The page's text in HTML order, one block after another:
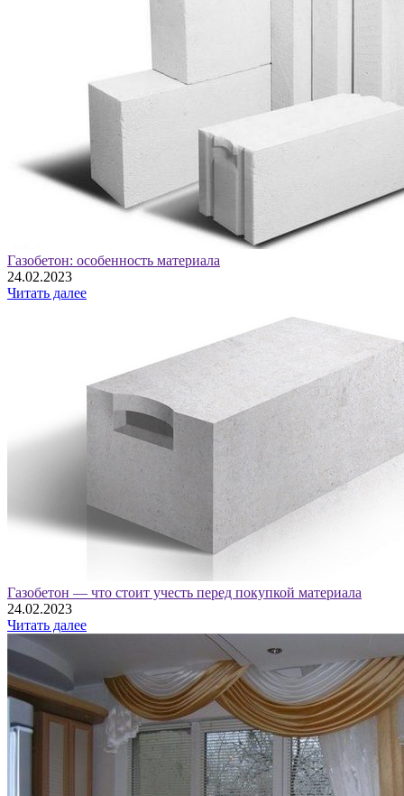
Газобетон: особенность материала
24.02.2023
Читать далее
Газобетон — что стоит учесть перед покупкой материала
24.02.2023
Читать далее